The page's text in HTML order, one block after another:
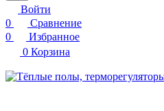
Войти
0
Сравнение
0
Избранное
0 Корзина